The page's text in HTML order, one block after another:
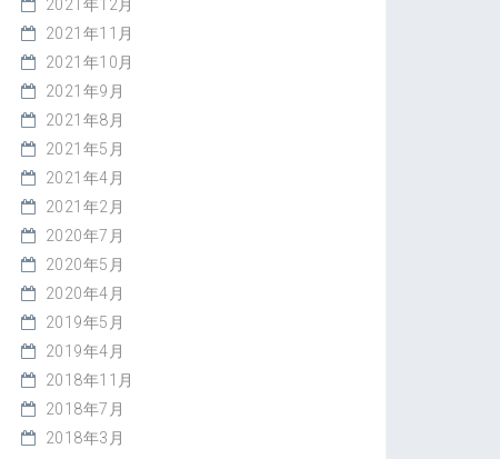
2021年12月
2021年11月
2021年10月
2021年9月
2021年8月
2021年5月
2021年4月
2021年2月
2020年7月
2020年5月
2020年4月
2019年5月
2019年4月
2018年11月
2018年7月
2018年3月